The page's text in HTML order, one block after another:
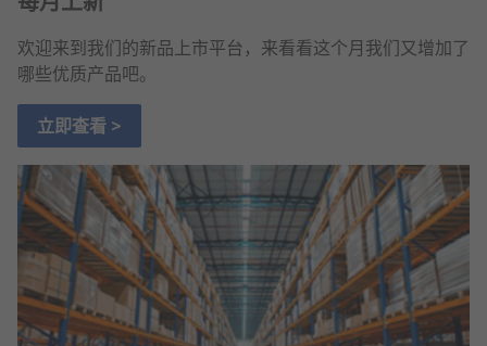
欢迎来到我们的新品上市平台，来看看这个月我们又增加了
哪些优质产品吧。
立即查看 >